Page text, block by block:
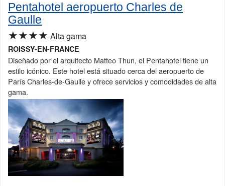
Pentahotel aeropuerto Charles de
Gaulle
★★★★ Alta gama
ROISSY-EN-FRANCE
Diseñado por el arquitecto Matteo Thun, el Pentahotel tiene un
estilo icónico. Este hotel está situado cerca del aeropuerto de
París Charles-de-Gaulle y ofrece servicios y comodidades de alta
gama.